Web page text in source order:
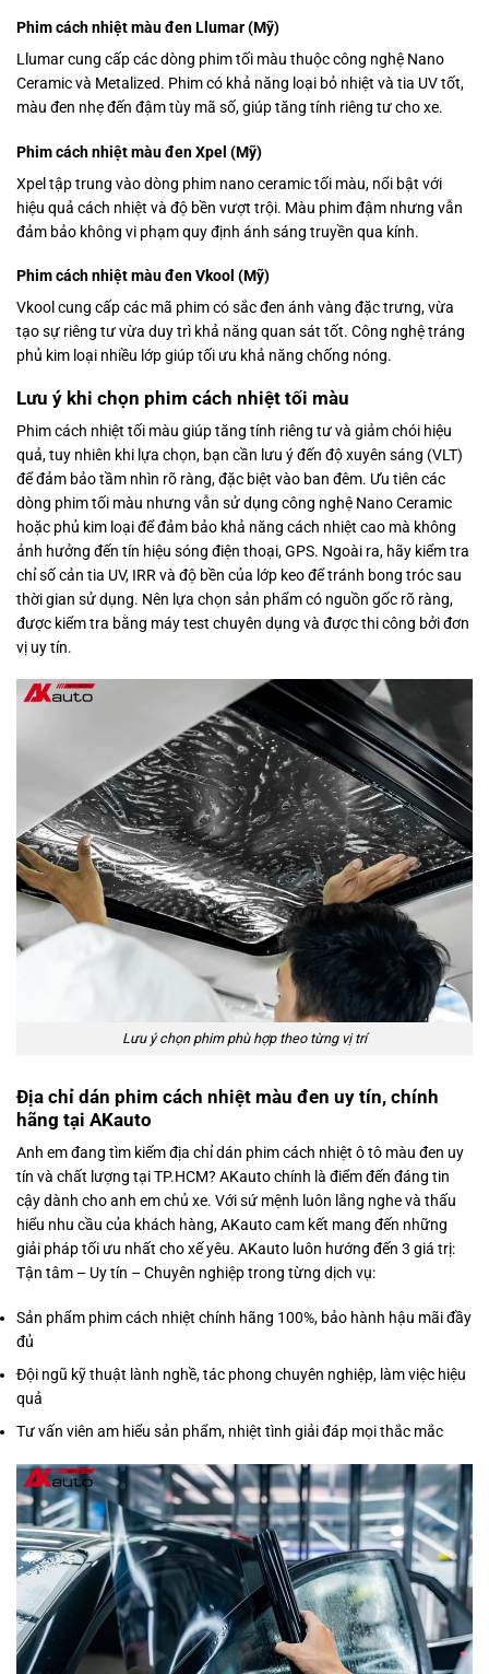
Phim cách nhiệt màu đen Llumar (Mỹ)
Llumar cung cấp các dòng phim tối màu thuộc công nghệ Nano
Ceramic và Metalized. Phim có khả năng loại bỏ nhiệt và tia UV tốt,
màu đen nhẹ đến đậm tùy mã số, giúp tăng tính riêng tư cho xe.
Phim cách nhiệt màu đen Xpel (Mỹ)
Xpel tập trung vào dòng phim nano ceramic tối màu, nổi bật với
hiệu quả cách nhiệt và độ bền vượt trội. Màu phim đậm nhưng vẫn
đảm bảo không vi phạm quy định ánh sáng truyền qua kính.
Phim cách nhiệt màu đen Vkool (Mỹ)
Vkool cung cấp các mã phim có sắc đen ánh vàng đặc trưng, vừa
tạo sự riêng tư vừa duy trì khả năng quan sát tốt. Công nghệ tráng
phủ kim loại nhiều lớp giúp tối ưu khả năng chống nóng.
Lưu ý khi chọn phim cách nhiệt tối màu
Phim cách nhiệt tối màu giúp tăng tính riêng tư và giảm chói hiệu
quả, tuy nhiên khi lựa chọn, bạn cần lưu ý đến độ xuyên sáng (VLT)
để đảm bảo tầm nhìn rõ ràng, đặc biệt vào ban đêm. Ưu tiên các
dòng phim tối màu nhưng vẫn sử dụng công nghệ Nano Ceramic
hoặc phủ kim loại để đảm bảo khả năng cách nhiệt cao mà không
ảnh hưởng đến tín hiệu sóng điện thoại, GPS. Ngoài ra, hãy kiểm tra
chỉ số cản tia UV, IRR và độ bền của lớp keo để tránh bong tróc sau
thời gian sử dụng. Nên lựa chọn sản phẩm có nguồn gốc rõ ràng,
được kiểm tra bằng máy test chuyên dụng và được thi công bởi đơn
vị uy tín.
Lưu ý chọn phim phù hợp theo từng vị trí
Địa chỉ dán phim cách nhiệt màu đen uy tín, chính
hãng tại AKauto
Anh em đang tìm kiếm địa chỉ dán phim cách nhiệt ô tô màu đen uy
tín và chất lượng tại TP.HCM? AKauto chính là điểm đến đáng tin
cậy dành cho anh em chủ xe. Với sứ mệnh luôn lắng nghe và thấu
hiểu nhu cầu của khách hàng, AKauto cam kết mang đến những
giải pháp tối ưu nhất cho xế yêu. AKauto luôn hướng đến 3 giá trị:
Tận tâm – Uy tín – Chuyên nghiệp trong từng dịch vụ:
Sản phẩm phim cách nhiệt chính hãng 100%, bảo hành hậu mãi đầy
đủ
Đội ngũ kỹ thuật lành nghề, tác phong chuyên nghiệp, làm việc hiệu
quả
Tư vấn viên am hiểu sản phẩm, nhiệt tình giải đáp mọi thắc mắc